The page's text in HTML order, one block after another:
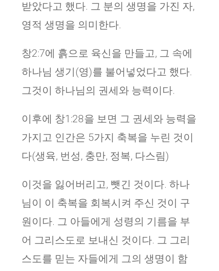
받았다고 했다. 그 분의 생명을 가진 자,
영적 생명을 의미한다.
창2:7에 흙으로 육신을 만들고, 그 속에
하나님 생기(영)를 불어넣었다고 했다.
그것이 하나님의 권세와 능력이다.
이후에 창1:28을 보면 그 권세와 능력을
가지고 인간은 5가지 축복을 누린 것이
다(생육, 번성, 충만, 정복, 다스림)
이것을 잃어버리고, 뺏긴 것이다. 하나
님이 이 축복을 회복시켜 주신 것이 구
원이다. 그 아들에게 성령의 기름을 부
어 그리스도로 보내신 것이다. 그 그리
스도를 믿는 자들에게 그의 생명이 함